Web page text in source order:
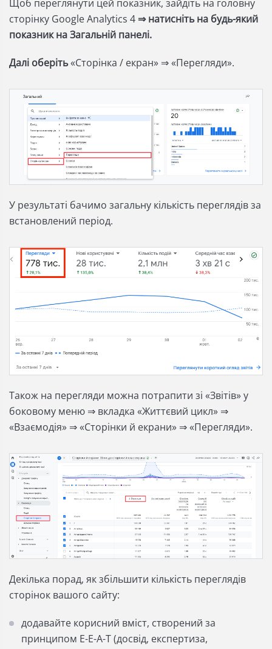
Щоб переглянути цей показник, зайдіть на головну
сторінку Google Analytics 4 ⇒ натисніть на будь-який
показник на Загальній панелі.
Далі оберіть«Сторінка / екран» ⇒ «Перегляди».
У результаті бачимо загальну кількість переглядів за
встановлений період.
Також на перегляди можна потрапити зі «Звітів» у
боковому меню ⇒ вкладка «Життєвий цикл» ⇒
«Взаємодія» ⇒ «Сторінки й екрани» ⇒ «Перегляди».
Декілька порад, як збільшити кількість переглядів
сторінок вашого сайту:
додавайте корисний вміст, створений за
принципом E-E-A-T (досвід, експертиза,